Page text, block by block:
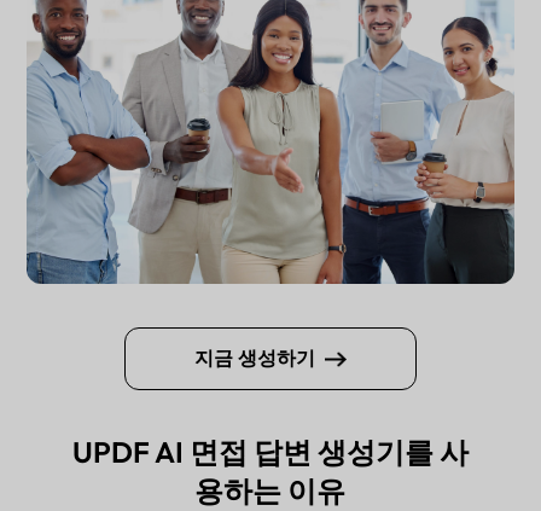
지금 생성하기
UPDF AI 면접 답변 생성기를 사
용하는 이유